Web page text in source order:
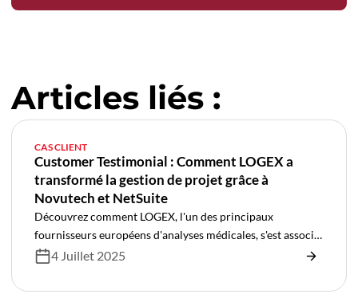
Articles liés :
CAS CLIENT
Customer Testimonial : Comment LOGEX a
transformé la gestion de projet grâce à
Novutech et NetSuite
Découvrez comment LOGEX, l'un des principaux
fournisseurs européens d'analyses médicales, s'est associé
à Novutech pour révolutionner la gestion de ses projets
comment cette transformation a automatisé les processus
4 Juillet 2025